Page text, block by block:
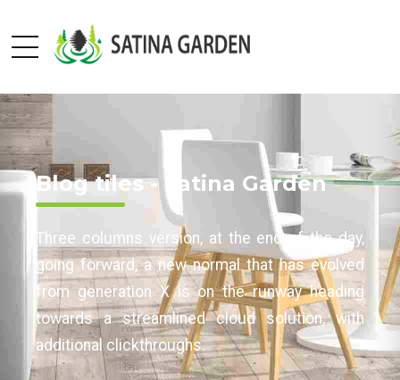
Blog tiles - Satina Garden
Three columns version, at the end of the day,
going forward, a new normal that has evolved
from generation X is on the runway heading
towards a streamlined cloud solution, with
additional clickthroughs.